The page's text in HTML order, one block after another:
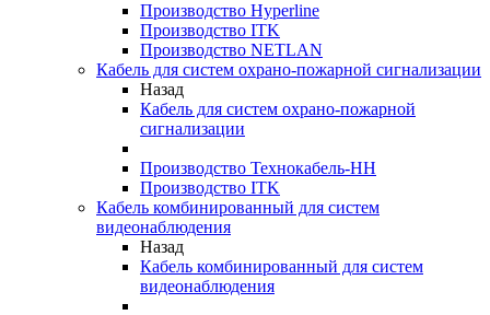
Производство Hyperline
Производство ITK
Производство NETLAN
Кабель для систем охрано-пожарной сигнализации
Назад
Кабель для систем охрано-пожарной
сигнализации
Производство Технокабель-НН
Производство ITK
Кабель комбинированный для систем
видеонаблюдения
Назад
Кабель комбинированный для систем
видеонаблюдения